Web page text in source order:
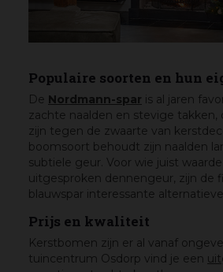
Populaire soorten en hun
De Nordmann-spar is al jaren
zachte naalden en stevige takken,
zijn tegen de zwaarte van
boomsoort behoudt zijn naalden
subtiele geur. Voor wie juist
uitgesproken dennengeur, zijn de
blauwspar interessante
Prijs en kwaliteit
Kerstbomen zijn er al vanaf
tuincentrum Osdorp vind je een